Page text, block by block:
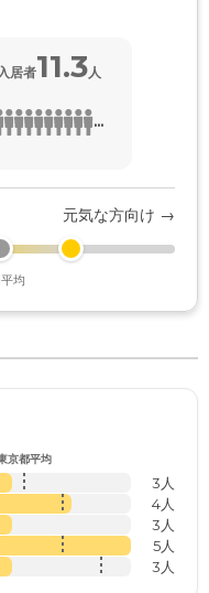
入居者11.3 人
...
元気な方向け →
均
京都平均
3人
4人
3人
5人
3人